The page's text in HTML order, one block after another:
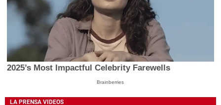
2025’s Most Impactful Celebrity Farewells
Brainberries
LA PRENSA VIDEOS